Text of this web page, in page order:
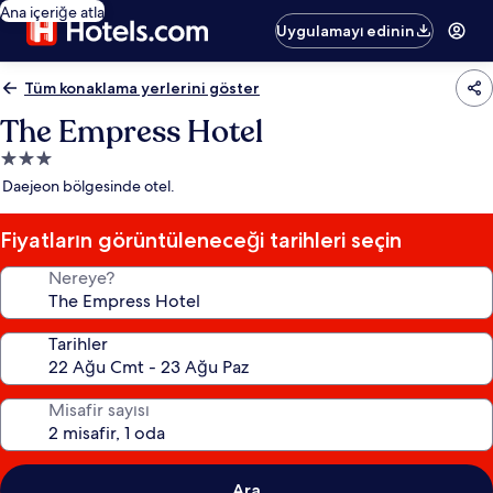
Ana içeriğe atla
Uygulamayı edinin
Tüm konaklama yerlerini göster
The Empress Hotel
3.0
yıldızlı
yeri
Daejeon bölgesinde otel.
Fiyatların görüntüleneceği tarihleri seçin
Nereye?
Tarihler
Misafir sayısı